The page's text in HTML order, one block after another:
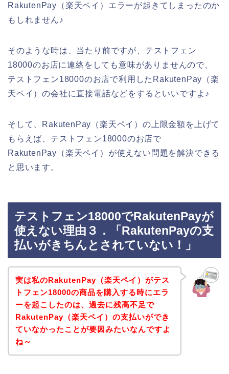
RakutenPay（楽天ペイ）エラーが起きてしまったのか
もしれません♪
そのような時は、当たり前ですが、テストフェン
18000のお店に連絡をしても意味がありませんので、
テストフェン18000のお店で利用したRakutenPay（楽
天ペイ）の会社に直接電話などをするといいですよ♪
そして、RakutenPay（楽天ペイ）の上限金額を上げて
もらえば、テストフェン18000のお店で
RakutenPay（楽天ペイ）が使えない問題を解決できる
と思います。
テストフェン18000でRakutenPayが
使えない理由３．「RakutenPayの支
払いがきちんとされていない！」
実は私のRakutenPay（楽天ペイ）がテス
トフェン18000の商品を購入する時にエラ
ーを起こしたのは、過去に残高不足で
RakutenPay（楽天ペイ）の支払いができ
ていなかったことが要因みたいなんですよ
ね～